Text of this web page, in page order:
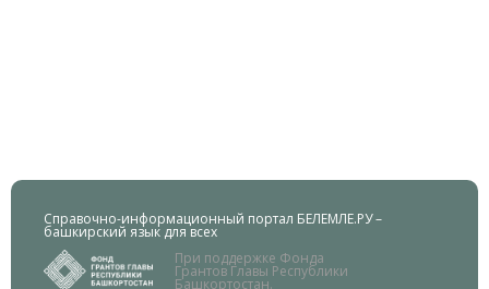
Справочно-информационный портал БЕЛЕМЛЕ.РУ –
башкирский язык для всех
При поддержке Фонда
Грантов Главы Республики
Башкортостан.